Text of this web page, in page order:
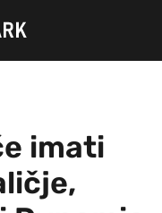
imati